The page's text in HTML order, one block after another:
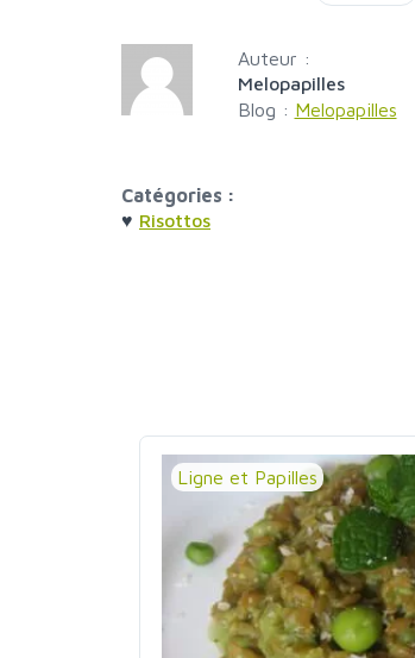
Auteur :
Melopapilles
Blog : Melopapilles
Catégories :
♥ Risottos
Ligne et Papilles